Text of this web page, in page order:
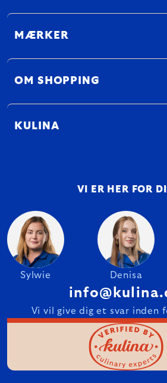
MÆRKER
OM SHOPPING
KULINA
VI ER HER FOR
Sylwie Denisa
Vi vil give dig et svar inden